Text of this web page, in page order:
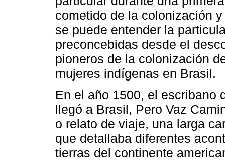
cometido de la colonización
se puede entender la
preconcebidas desde el
pioneros de la colonización
mujeres indígenas en Brasil.
En el año 1500, el escribano
llegó a Brasil, Pero Vaz
o relato de viaje, una larga
que detallaba diferentes
tierras del continente